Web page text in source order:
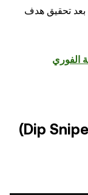
بعد تحقيق هدف
الفوري
ما هو بوت قناص التراجعات (Dip Sniper)